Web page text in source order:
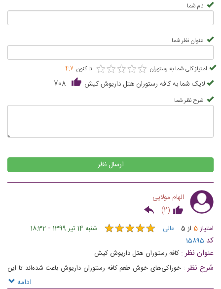
نام شما
عنوان نظر شما
امتیاز کلی شما به رستوران ★★★★★
★★★★★ تا کنون 4.7
لایک شما به کافه رستوران هتل داریوش کیش 708
شرح نظر شما
ارسال نظر
الهام مولایی
(
2
)
امتیاز5 از 5 عالی ★★★★★
★★★★★ شنبه 14 تیر 1399 -
18:32
کد 15895
عنوان نظر : کافه رستوران هتل داریوش کیش
شرح نظر : خوراکی‌های خوش طعم کافه رستوران داریوش باعث شده‌اند تا این
مکان به عنوان یکی از کافه رستوران های خوب کیش مورد توجه همگان قرار گیرد
ادامه